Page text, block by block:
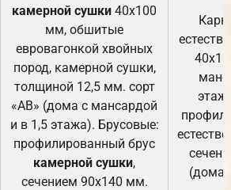
камерной сушки 40х100
мм, обшитые
евровагонкой хвойных
пород, камерной сушки,
толщиной 12,5 мм. сорт
«АВ» (дома с мансардой
и в 1,5 этажа). Брусовые:
профилированный брус
камерной сушки,
сечением 90х140 мм.
(дома